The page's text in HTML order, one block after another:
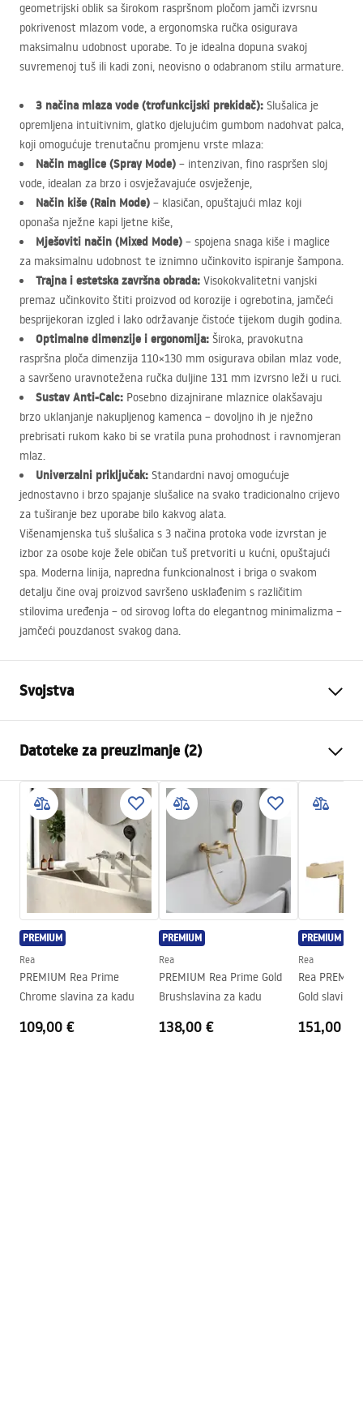
geometrijski oblik sa širokom raspršnom pločom jamči izvrsnu
pokrivenost mlazom vode, a ergonomska ručka osigurava
maksimalnu udobnost uporabe. To je idealna dopuna svakoj
suvremenoj tuš ili kadi zoni, neovisno o odabranom stilu armature.
3 načina mlaza vode (trofunkcijski prekidač): Slušalica je
opremljena intuitivnim, glatko djelujućim gumbom nadohvat palca,
koji omogućuje trenutačnu promjenu vrste mlaza:
Način maglice (Spray Mode) – intenzivan, fino raspršen sloj
vode, idealan za brzo i osvježavajuće osvježenje,
Način kiše (Rain Mode) – klasičan, opuštajući mlaz koji
oponaša nježne kapi ljetne kiše,
Mješoviti način (Mixed Mode) – spojena snaga kiše i maglice
za maksimalnu udobnost te iznimno učinkovito ispiranje šampona.
Trajna i estetska završna obrada: Visokokvalitetni vanjski
premaz učinkovito štiti proizvod od korozije i ogrebotina, jamčeći
besprijekoran izgled i lako održavanje čistoće tijekom dugih godina.
Optimalne dimenzije i ergonomija: Široka, pravokutna
raspršna ploča dimenzija 110×130 mm osigurava obilan mlaz vode,
a savršeno uravnotežena ručka duljine 131 mm izvrsno leži u ruci.
Sustav Anti-Calc: Posebno dizajnirane mlaznice olakšavaju
brzo uklanjanje nakupljenog kamenca – dovoljno ih je nježno
prebrisati rukom kako bi se vratila puna prohodnost i ravnomjeran
mlaz.
Univerzalni priključak: Standardni navoj omogućuje
jednostavno i brzo spajanje slušalice na svako tradicionalno crijevo
za tuširanje bez uporabe bilo kakvog alata.
Višenamjenska tuš slušalica s 3 načina protoka vode izvrstan je
izbor za osobe koje žele običan tuš pretvoriti u kućni, opuštajući
spa. Moderna linija, napredna funkcionalnost i briga o svakom
detalju čine ovaj proizvod savršeno usklađenim s različitim
stilovima uređenja – od sirovog lofta do elegantnog minimalizma –
jamčeći pouzdanost svakog dana.
Svojstva
Materijal
Plastika, ABS
Način montaže
Na vijke
Širina
110
Visina
mm
Jamstvo
24 mjeseca
Datoteke za preuzimanje (2)
Pielęgnacja
Pielęgnacja.pdf
Jamstveni uvjeti
Warranty_Terms_and_Conditions_Accessories_-_24.pdf
PREMIUM
Rea
PREMIUM Rea Prime
Chrome slavina za kadu
109,00 €
PREMIUM
Rea
PREMIUM Rea Prime Gold
Brushslavina za kadu
138,00 €
PREMIUM
Rea
Rea
Gold slavina
151,00 €